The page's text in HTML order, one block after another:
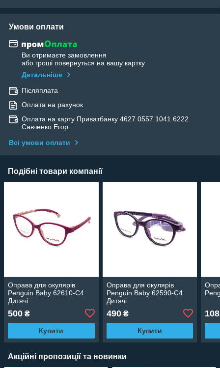
Умови оплати
Ви отримаєте замовлення
або гроші повернуться на вашу картку
Детальніше
Післяплата
Оплата на рахунок
Оплата на карту Приватбанку 4627 0557 1041 6222
Савченко Егор
Всі умови оплати
Подібні товари компанії
Оправа для окулярів
Penguin Baby 62610-C4
Дитячі
500 ₴
Купити
Оправа для окулярів
Penguin Baby 62590-C4
Дитячі
490₴
Купити
108
Акційні пропозиції та новинки